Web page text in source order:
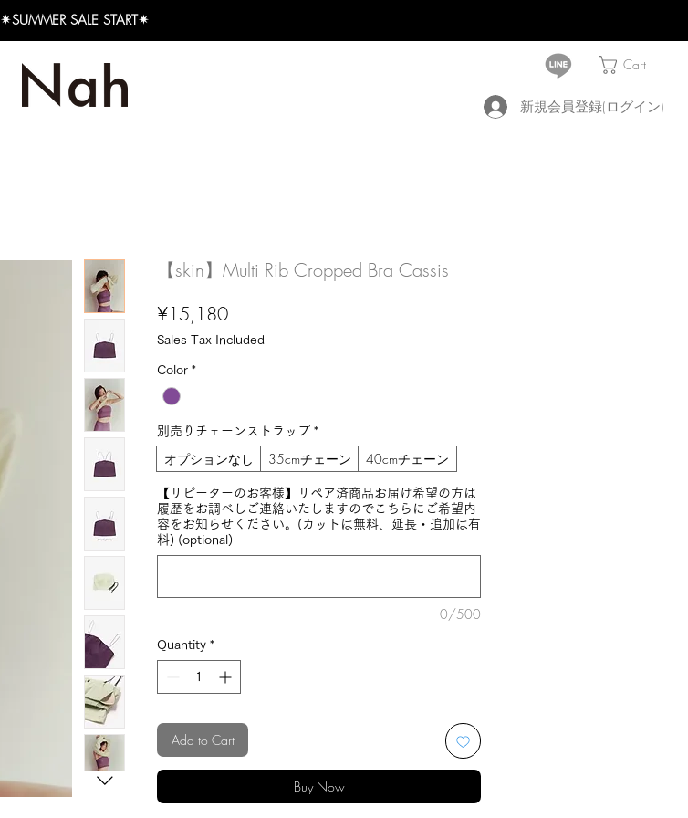
✴︎SUMMER SALE START✴︎
Cart
新規会員登録(ログイン)
【skin】Multi Rib Cropped Bra Cassis
¥15,180Price
Sales Tax Included
Color *
別売りチェーンストラップ *
オプションなし 35cmチェーン 40cmチェーン
【リピーターのお客様】リペア済商品お届け希望の方は
履歴をお調べしご連絡いたしますのでこちらにご希望内
容をお知らせください。(カットは無料、延長・追加は有
料) (optional)
0/500
Quantity *
Add to Cart
Buy Now